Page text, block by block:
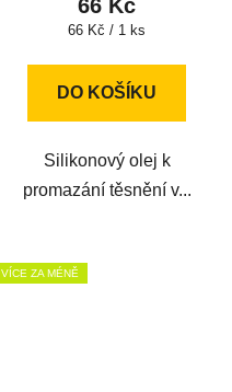
66 Kč
Měrná
66 Kč / 1 ks
DO KOŠÍKU
Silikonový olej k
promazání těsnění v...
VÍCE ZA MÉNĚ